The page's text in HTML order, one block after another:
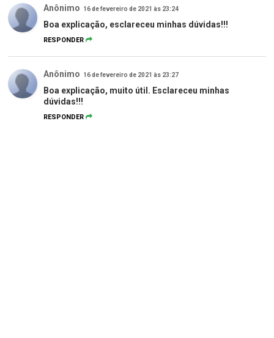
Anônimo 16 de fevereiro de 2021 às 23:24
Boa explicação, esclareceu minhas dúvidas!!!
RESPONDER
Anônimo 16 de fevereiro de 2021 às 23:27
Boa explicação, muito útil. Esclareceu minhas
dúvidas!!!
RESPONDER